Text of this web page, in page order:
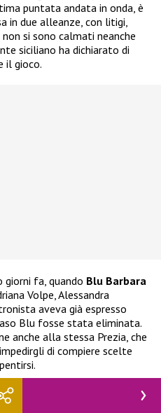
puntata andata in onda, è
in due alleanze, con litigi,
si sono calmati neanche
siciliano ha dichiarato di
il gioco.
fa, quando Blu Barbara
Volpe, Alessandra
aveva già espresso
Blu fosse stata eliminata.
anche alla stessa Prezia, che
di compiere scelte
Brigante vuole